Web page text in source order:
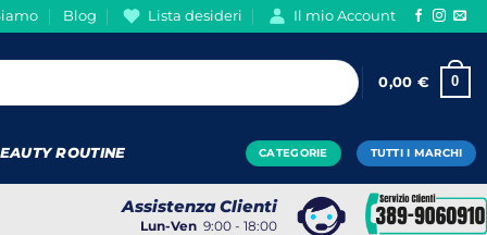
Blog Lista desideri Il mio Account
0,00 € 0
ROUTINE CATEGORIE TUTTI I MARCHI
Assistenza Clienti
Lun-Ven 9:00 - 18:00